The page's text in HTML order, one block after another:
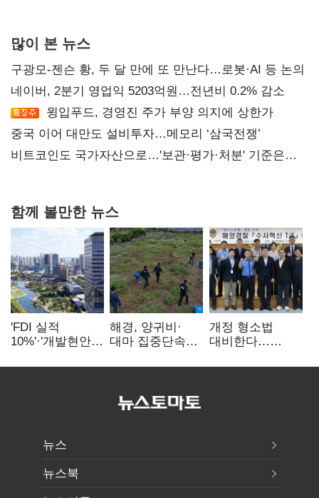
많이 본 뉴스
구광모-젠슨 황, 두 달 만에 또 만난다…로봇·AI 등 논의
네이버, 2분기 영업익 5203억원…전년비 0.2% 감소
윙입푸드, 경영진 주가 부양 의지에 상한가
중국 이어 대만도 설비투자…메모리 ‘삼국전쟁’
비트코인도 국가자산으로…'보관·평가·처분' 기준은
함께 볼만한 뉴스
'FDI 실적
10%'·'개발현안
인천경제청장
해경, 양귀비·
대마 집중단속…
249명 검거
개정 형소법
대비한다…
'수사혁신TF'
뉴스
뉴스북